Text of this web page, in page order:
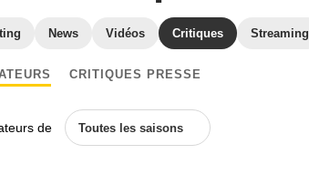
News Vidéos Critiques Streaming
CRITIQUES PRESSE
de Toutes les saisons